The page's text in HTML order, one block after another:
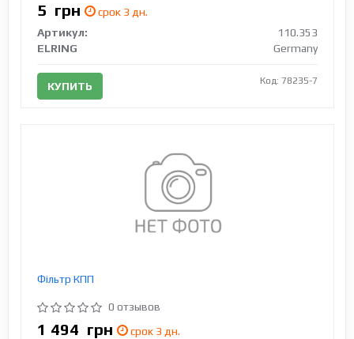
5 грн
срок 3 дн.
Артикул:
110.353
ELRING
Germany
КУПИТЬ Код: 78235-7
Фiльтр КПП
0 отзывов
1 494 грн
срок 3 дн.